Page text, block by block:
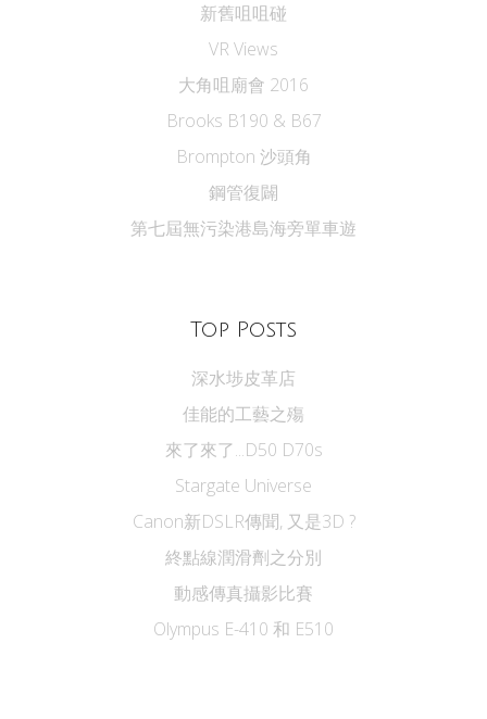
新舊咀咀碰
VR Views
大角咀廟會 2016
Brooks B190 & B67
Brompton 沙頭角
鋼管復闢
第七屆無污染港島海旁單車遊
Top Posts
深水埗皮革店
佳能的工藝之殤
來了來了...D50 D70s
Stargate Universe
Canon新DSLR傳聞, 又是3D ?
終點線潤滑劑之分別
動感傳真攝影比賽
Olympus E-410 和 E510